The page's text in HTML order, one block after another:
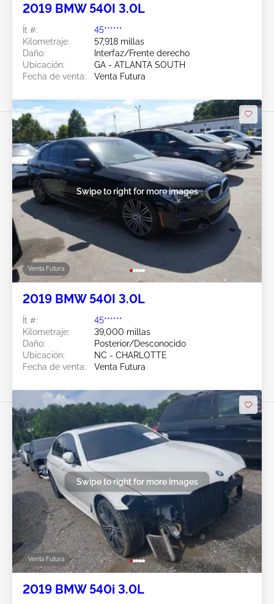
2019 BMW 540I 3.0L
Ít #:
45******
Kilometraje:
57,918 millas
Daño:
Interfaz/Frente derecho
Ubicación:
GA - ATLANTA SOUTH
Fecha de venta:
Venta Futura
Venta Futura
Swipe to right for more images
2019 BMW 540I 3.0L
Ít #:
45******
Kilometraje:
39,000 millas
Daño:
Posterior/Desconocido
Ubicación:
NC - CHARLOTTE
Fecha de venta:
Venta Futura
Venta Futura
Swipe to right for more images
2019 BMW 540i 3.0L